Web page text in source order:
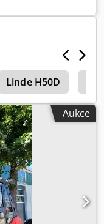
vozíky Typ
a plně
Agvsck boční
plná kabina,
Linde H50D
Aukce